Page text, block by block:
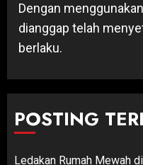
Dengan
dianggap telah
berlaku.
POSTING
Ledakan Rumah Mewah